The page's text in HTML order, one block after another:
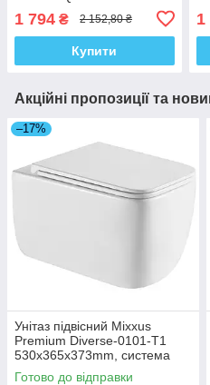
450x360x60mm (MI6717)
1 794 ₴ 2 152,80 ₴
Купити
1
Акційні пропозиції та
–17%
Унітаз підвісний Mixxus
Premium Diverse-0101-T1
530x365x373mm, система
змиву Tornado 1.0 (MP6477)
Готово до відправки